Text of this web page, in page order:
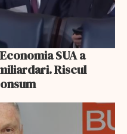
SUA a
Riscul